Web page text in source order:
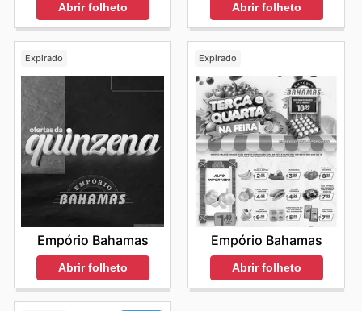
Abrir folheto Abrir folheto
Expirado
Empório Bahamas
Abrir folheto
Expirado
Empório Bahamas
Abrir folheto